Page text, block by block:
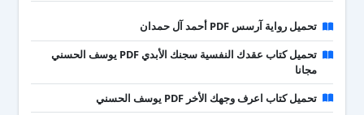
تحميل رواية آرسس PDF أحمد آل حمدان
تحميل كتاب عقدك النفسية سجنك الأبدي PDF يوسف الحسني
مجانا
تحميل كتاب اعرف وجهك الأخر PDF يوسف الحسني